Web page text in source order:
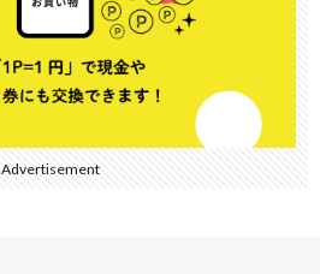
Advertisement